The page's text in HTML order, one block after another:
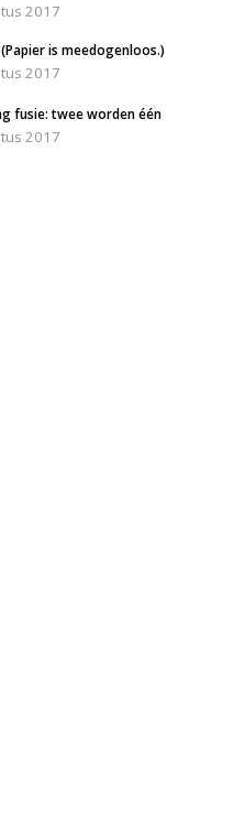
2017
is meedogenloos.)
2017
fusie: twee worden één
2017